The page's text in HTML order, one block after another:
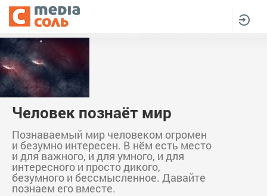
Человек познаёт мир
Познаваемый мир человеком огромен
и безумно интересен. В нём есть место
и для важного, и для умного, и для
интересного и просто дикого,
безумного и бессмысленное. Давайте
познаем его вместе.